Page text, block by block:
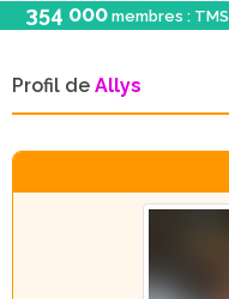
354 000 membres : TMS
Profil de Allys